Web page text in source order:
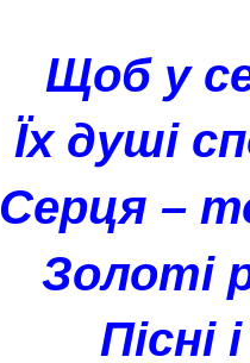
Щоб у
Їх душі
Серця –
Золоті
Пісні